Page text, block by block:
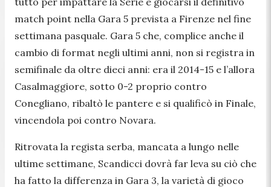
match point nella Gara 5 prevista a Firenze nel fine
settimana pasquale. Gara 5 che, complice anche il
cambio di format negli ultimi anni, non si registra in
semifinale da oltre dieci anni: era il 2014-15 e l’allora
Casalmaggiore, sotto 0-2 proprio contro
Conegliano, ribaltò le pantere e si qualificò in Finale,
vincendola poi contro Novara.
Ritrovata la regista serba, mancata a lungo nelle
ultime settimane, Scandicci dovrà far leva su ciò che
ha fatto la differenza in Gara 3, la varietà di gioco